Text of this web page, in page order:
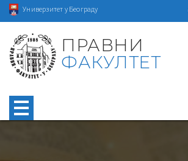
Универзитет у Београду
ПРАВНИ
ФАКУЛТЕТ